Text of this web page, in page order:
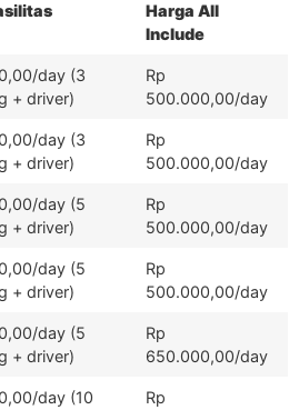
Harga All
Include
day (3
+ driver)
Rp
500.000,00/day
day (3
+ driver)
Rp
500.000,00/day
day (5
+ driver)
Rp
500.000,00/day
day (5
+ driver)
Rp
500.000,00/day
day (5
+ driver)
Rp
650.000,00/day
day (10
Rp